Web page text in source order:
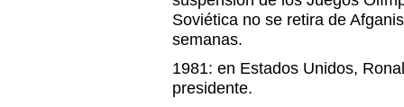
Soviética no se retira de
semanas.
1981: en Estados Unidos,
presidente.